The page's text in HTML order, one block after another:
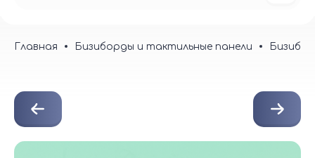
Главная Бизиборды и тактильные панели